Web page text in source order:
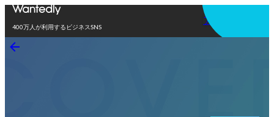
400万人が利用するビジネスSNS
アプリを使う